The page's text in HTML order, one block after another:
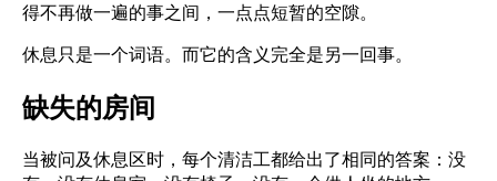
得不再做一遍的事之间，一点点短暂的空隙。
休息只是一个词语。而它的含义完全是另一回事。
缺失的房间
当被问及休息区时，每个清洁工都给出了相同的答案：没